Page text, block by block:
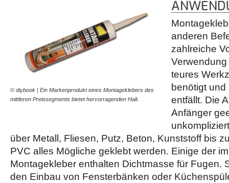
© diybook | Ein Markenprodukt eines Montageklebers des
mittleren Preissegments bietet hervorragenden Halt.
anderen
zahlreiche
teures
benötigt
entfällt. Die
Anfänger
über Metall, Fliesen, Putz, Beton, Kunststoff bis
PVC alles Mögliche geklebt werden. Einige der
Montagekleber enthalten Dichtmasse für Fugen.
den Einbau von Fensterbänken oder